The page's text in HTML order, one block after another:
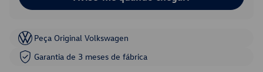
Peça Original Volkswagen
Garantia de 3 meses de fábrica